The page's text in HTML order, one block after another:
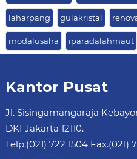
laharpang gulakristal
modalusaha iparadalahmaut
Kantor Pusat
Jl. Sisingamangaraja
DKI Jakarta 12110.
Telp.(021) 722 1504 Fax.(021)